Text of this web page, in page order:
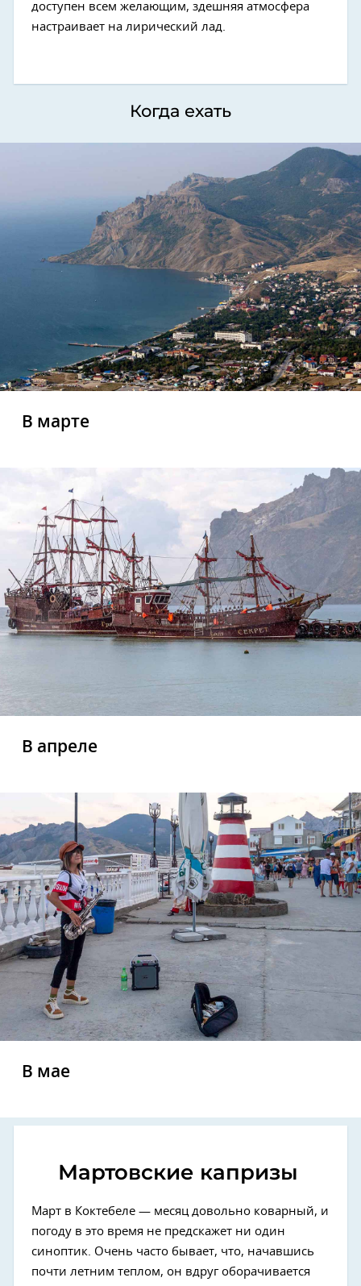
доступен всем желающим, здешняя атмосфера
настраивает на лирический лад.
Когда ехать
В марте
В апреле
В мае
Мартовские капризы
Март в Коктебеле — месяц довольно коварный, и
погоду в это время не предскажет ни один
синоптик. Очень часто бывает, что, начавшись
почти летним теплом, он вдруг оборачивается